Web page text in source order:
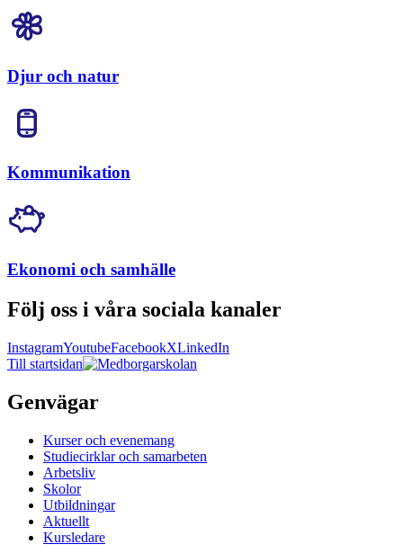
Djur och natur
Kommunikation
Ekonomi och samhälle
Följ oss i våra sociala kanaler
InstagramYoutubeFacebookXLinkedIn
Till startsidan
Genvägar
Kurser och evenemang
Studiecirklar och samarbeten
Arbetsliv
Skolor
Utbildningar
Aktuellt
Kursledare